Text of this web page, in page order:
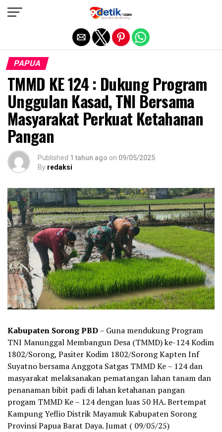
PAPUA
TMMD KE 124 : Dukung Program
Unggulan Kasad, TNI Bersama
Masyarakat Perkuat Ketahanan
Pangan
Published 1 tahun ago on 09/05/2025
By redaksi
Kabupaten Sorong PBD– Guna mendukung Program
TNI Manunggal Membangun Desa (TMMD) ke-124 Kodim
1802/Sorong, Pasiter Kodim 1802/Sorong Kapten Inf
Suyatno bersama Anggota Satgas TMMD Ke – 124 dan
masyarakat melaksanakan pematangan lahan tanam dan
penanaman bibit padi di lahan ketahanan pangan
progam TMMD Ke – 124 dengan luas 50 HA. Bertempat
Kampung Yeflio Distrik Mayamuk Kabupaten Sorong
Provinsi Papua Barat Daya. Jumat ( 09/05/25)
Exit mobile version